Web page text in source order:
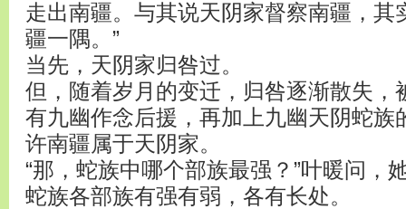
走出南疆。与其说天阴家督察南疆，其
疆一隅。”
当先，天阴家归咎过。
但，随着岁月的变迁，归咎逐渐散失，
有九幽作念后援，再加上九幽天阴蛇族
许南疆属于天阴家。
“那，蛇族中哪个部族最强？”叶暖问，
蛇族各部族有强有弱，各有长处。